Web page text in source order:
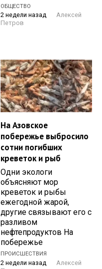
ОБЩЕСТВО
2 недели назад
Алексей
Петров
На Азовское
побережье выбросило
сотни погибших
креветок и рыб
Одни экологи
объясняют мор
креветок и рыбы
ежегодной жарой,
другие связывают его с
разливом
нефтепродуктов На
побережье
ПРОИСШЕСТВИЯ
2 недели назад
Алексей